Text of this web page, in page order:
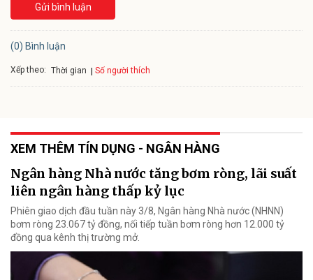
Gửi bình luận
(0) Bình luận
Xếp theo: Thời gian Số người thích
XEM THÊM TÍN DỤNG - NGÂN HÀNG
Ngân hàng Nhà nước tăng bơm ròng, lãi suất
liên ngân hàng thấp kỷ lục
Phiên giao dịch đầu tuần này 3/8, Ngân hàng Nhà nước (NHNN)
bơm ròng 23.067 tỷ đồng, nối tiếp tuần bơm ròng hơn 12.000 tỷ
đồng qua kênh thị trường mở.